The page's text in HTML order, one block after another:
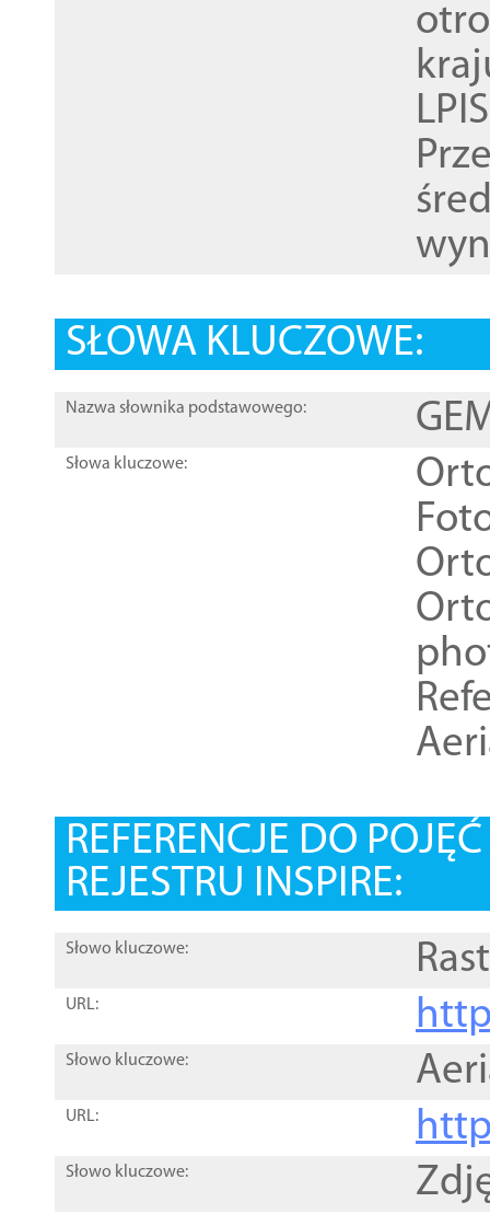
SŁOWA KLUCZOWE:
Nazwa słownika podstawowego:
Słowa kluczowe:
REFERENCJE DO
REJESTRU INSPIRE:
Słowo kluczowe:
URL:
Słowo kluczowe:
URL:
Słowo kluczowe: